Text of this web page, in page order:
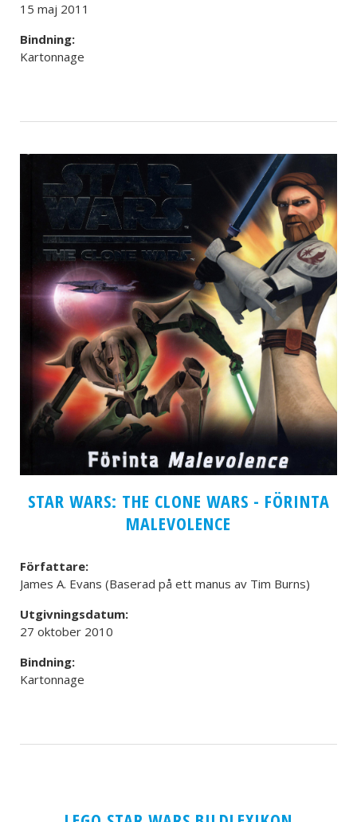
15 maj 2011
Bindning:
Kartonnage
STAR WARS: THE CLONE WARS - FÖRINTA
MALEVOLENCE
Författare:
James A. Evans (Baserad på ett manus av Tim Burns)
Utgivningsdatum:
27 oktober 2010
Bindning:
Kartonnage